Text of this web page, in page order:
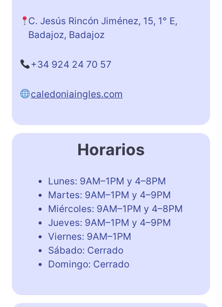
C. Jesús Rincón Jiménez, 15, 1° E,
Badajoz, Badajoz
+34 924 24 70 57
caledoniaingles.com
Horarios
Lunes: 9AM–1PM y 4–8PM
Martes: 9AM–1PM y 4–9PM
Miércoles: 9AM–1PM y 4–8PM
Jueves: 9AM–1PM y 4–9PM
Viernes: 9AM–1PM
Sábado: Cerrado
Domingo: Cerrado